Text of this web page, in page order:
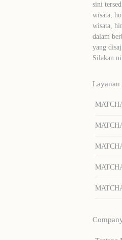
sini
wisata,
wisata,
dalam
yang
Silakan
Layanan